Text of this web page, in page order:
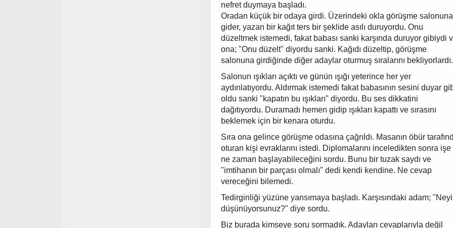
nefret duymaya başladı.
Oradan küçük bir odaya girdi. Üzerindeki okla görüşme salonuna
gider, yazan bir kağıt ters bir şeklide asılı duruyordu. Onu
düzeltmek istemedi, fakat babası sanki karşında duruyor gibiydi
ona; "Onu düzelt" diyordu sanki. Kağıdı düzeltip, görüşme
salonuna girdiğinde diğer adaylar oturmuş sıralarını bekliyorlardı.
Salonun ışıkları açıktı ve günün ışığı yeterince her yer
aydınlatıyordu. Aldırmak istemedi fakat babasının sesini duyar
oldu sanki "kapatın bu ışıkları" diyordu. Bu ses dikkatini
dağıtıyordu. Duramadı hemen gidip ışıkları kapattı ve sırasını
beklemek için bir kenara oturdu.
Sıra ona gelince görüşme odasına çağrıldı. Masanın öbür
oturan kişi evraklarını istedi. Diplomalarını inceledikten sonra işe
ne zaman başlayabileceğini sordu. Bunu bir tuzak saydı ve
"imtihanın bir parçası olmalı" dedi kendi kendine. Ne cevap
vereceğini bilemedi.
Tedirginliği yüzüne yansımaya başladı. Karşısındaki adam; "Neyi
düşünüyorsunuz?" diye sordu.
Biz burada kimseye soru sormadık. Adayları cevaplarıyla değil